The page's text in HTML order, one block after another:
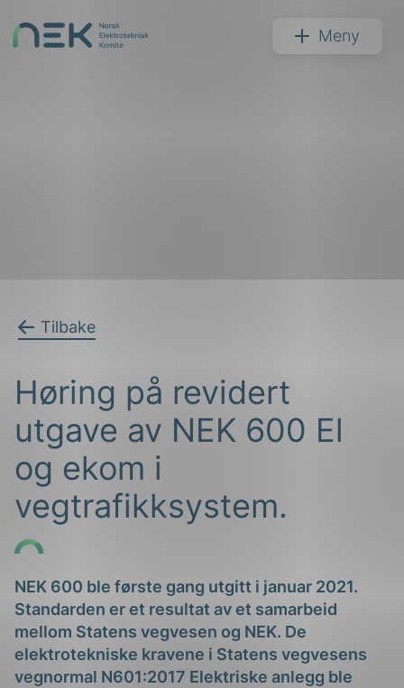
NEK Meny
Tilbake
Høring på revidert
utgave av NEK 600 El
og ekom i
vegtrafikksystem.
NEK 600 ble første gang utgitt i januar 2021.
Standarden er et resultat av et samarbeid
mellom Statens vegvesen og NEK. De
elektrotekniske kravene i Statens vegvesens
vegnormal N601:2017 Elektriske anlegg ble